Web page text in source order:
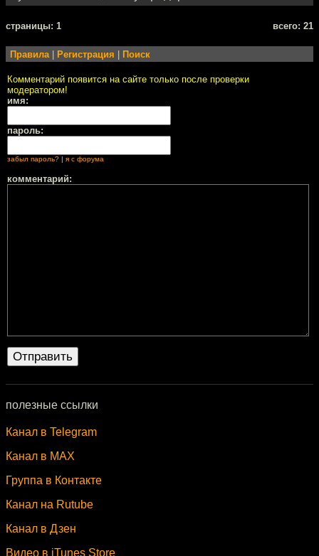
cтраницы: 1 всего: 21
Правила| Регистрация Поиск
Комментарий появится на сайте только после проверки
модератором!
имя:
пароль:
забыл пароль? | я с форума
комментарий:
полезные ссылки
Канал в Telegram
Канал в MAX
Группа в Контакте
Канал на Rutube
Канал в Дзен
Видео в iTunes Store